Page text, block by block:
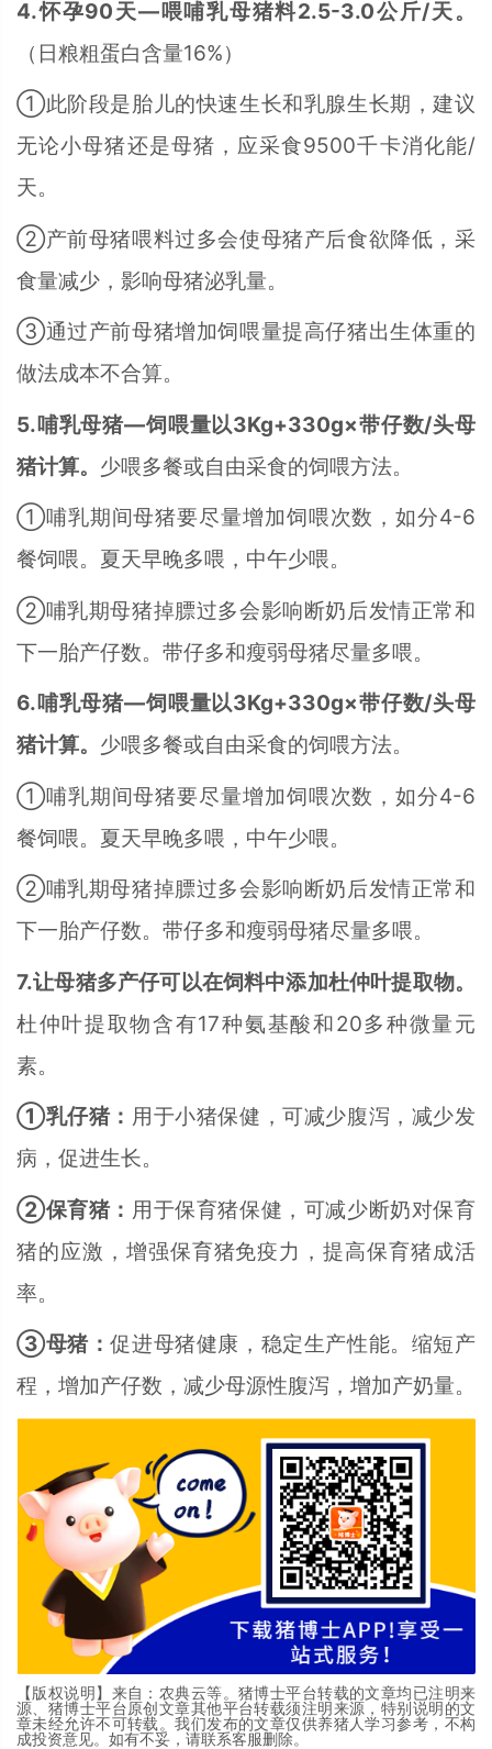
4.怀孕90天—喂哺乳母猪料2.5-3.0公斤/天。
（日粮粗蛋白含量16%）
①此阶段是胎儿的快速生长和乳腺生长期，建议
无论小母猪还是母猪，应采食9500千卡消化能/
天。
②产前母猪喂料过多会使母猪产后食欲降低，采
食量减少，影响母猪泌乳量。
③通过产前母猪增加饲喂量提高仔猪出生体重的
做法成本不合算。
5.哺乳母猪—饲喂量以3Kg+330g×带仔数/头母
猪计算。 少喂多餐或自由采食的饲喂方法。
①哺乳期间母猪要尽量增加饲喂次数，如分4-6
餐饲喂。夏天早晚多喂，中午少喂。
②哺乳期母猪掉膘过多会影响断奶后发情正常和
下一胎产仔数。带仔多和瘦弱母猪尽量多喂。
6.哺乳母猪—饲喂量以3Kg+330g×带仔数/头母
猪计算。 少喂多餐或自由采食的饲喂方法。
①哺乳期间母猪要尽量增加饲喂次数，如分4-6
餐饲喂。夏天早晚多喂，中午少喂。
②哺乳期母猪掉膘过多会影响断奶后发情正常和
下一胎产仔数。带仔多和瘦弱母猪尽量多喂。
7.让母猪多产仔可以在饲料中添加杜仲叶提取物。
杜仲叶提取物含有17种氨基酸和20多种微量元
素。
①乳仔猪： 用于小猪保健，可减少腹泻，减少发
病，促进生长。
②保育猪： 用于保育猪保健，可减少断奶对保育
猪的应激，增强保育猪免疫力，提高保育猪成活
率。
③母猪：促进母猪健康，稳定生产性能。缩短产
程，增加产仔数，减少母源性腹泻，增加产奶量。
【版权说明】来自：农典云等。猪博士平台转载的文章均已注明来
源、猪博士平台原创文章其他平台转载须注明来源，特别说明的文
章未经允许不可转载。我们发布的文章仅供养猪人学习参考，不构
成投资意见。如有不妥，请联系客服删除。